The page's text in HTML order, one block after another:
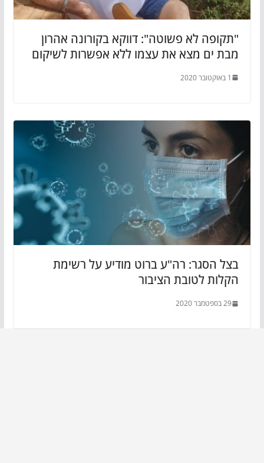
"תקופה לא פשוטה": דווקא בקורונה אהרון
מבת ים מצא את עצמו ללא אפשרות לשיקום
1 באוקטובר 2020
בצל הסגר: רה"ע ברוט מודיע על רשימת
הקלות לטובת הציבור
29 בספטמבר 2020